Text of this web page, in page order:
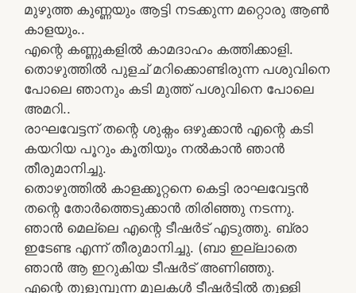
മുഴുത്ത കുണ്ണയും ആട്ടി നടക്കുന്ന മറ്റൊരു ആണ്‍
കാളയും..
എന്റെ കണ്ണുകളില്‍ കാമദാഹം കത്തിക്കാളി.
തൊഴുത്തില്‍ പുളച്‌ മറിക്കൊണ്ടിരുന്ന പശുവിനെ
പോലെ ഞാനും കടി മുത്ത്‌ പശുവിനെ പോലെ
അമറി..
രാഘവേട്ടന് തന്റെ ശുക്നം ഒഴുക്കാന്‍ എന്റെ കടി
കയറിയ പൂറും കൂതിയും നൽകാൻ ഞാന്‍
തീരുമാനിച്ചു.
തൊഴുത്തില്‍ കാളക്കൂറ്റനെ കെട്ടി രാഘവേട്ടന്‍
തന്റെ തോര്‍ത്തെടുക്കാന്‍ തിരിഞ്ഞു നടന്നു.
ഞാന്‍ മെല്ലെ എന്റെ ടീഷര്‍ട്‌ എടുത്തു. ബ്രാ
ഇടേണ്ട എന്ന്‌ തീരുമാനിച്ചു. (ബാ ഇല്ലാതെ
ഞാന്‍ ആ ഇറുകിയ ടീഷര്‍ട്‌ അണിഞ്ഞു.
എന്റെ തുളുമ്പുന്ന മുലകള്‍ ടീഷര്‍ട്ടിൽ തുള്ളി